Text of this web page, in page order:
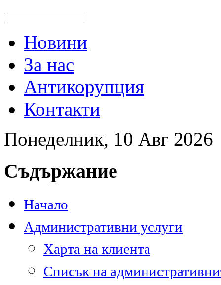
Новини
За нас
Антикорупция
Контакти
Понеделник, 10 Авг 2026
Съдържание
Начало
Административни услуги
Харта на клиента
Списък на